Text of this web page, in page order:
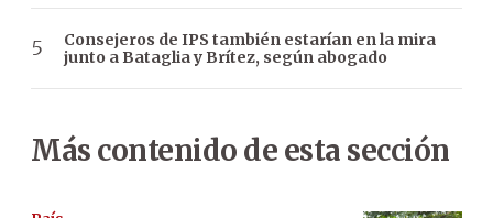
Consejeros de IPS también estarían en la mira
junto a Bataglia y Brítez, según abogado
Más contenido de esta sección